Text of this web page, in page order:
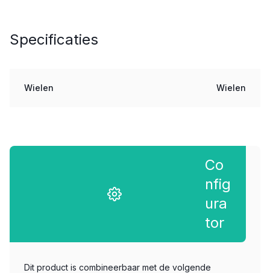
Specificaties
Wielen Wielen
Co
nfig
ura
tor
Dit product is combineerbaar met de volgende